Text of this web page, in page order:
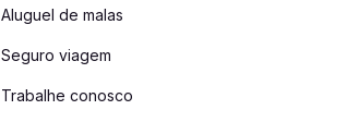
Aluguel de malas
Seguro viagem
Trabalhe conosco